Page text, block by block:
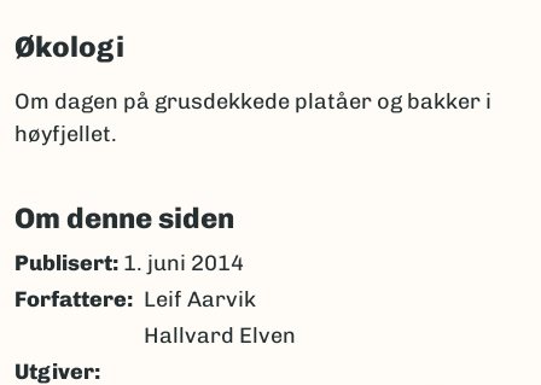
Økologi
Om dagen på grusdekkede platåer og bakker i
høyfjellet.
Om denne siden
Publisert: 1. juni 2014
Forfattere
Leif Aarvik
Hallvard Elven
Utgiver